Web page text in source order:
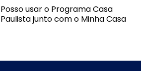
Posso usar o Programa Casa
Paulista junto com o Minha Casa